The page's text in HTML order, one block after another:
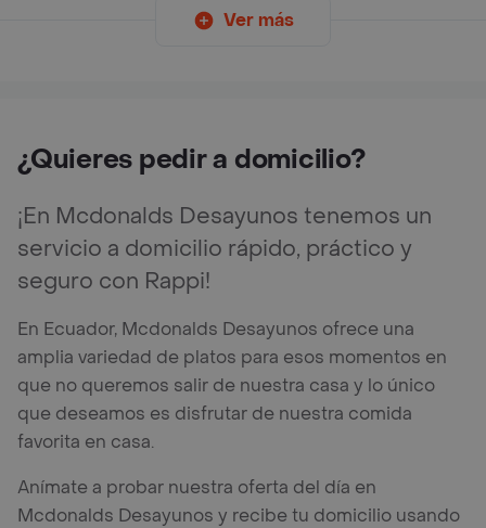
Ver más
¿Quieres pedir a domicilio?
¡En Mcdonalds Desayunos tenemos un
servicio a domicilio rápido, práctico y
seguro con Rappi!
En Ecuador, Mcdonalds Desayunos ofrece una
amplia variedad de platos para esos momentos en
que no queremos salir de nuestra casa y lo único
que deseamos es disfrutar de nuestra comida
favorita en casa.
Anímate a probar nuestra oferta del día en
Mcdonalds Desayunos y recibe tu domicilio usando